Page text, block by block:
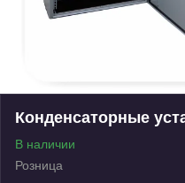
Конденсаторные
В наличии
Розница